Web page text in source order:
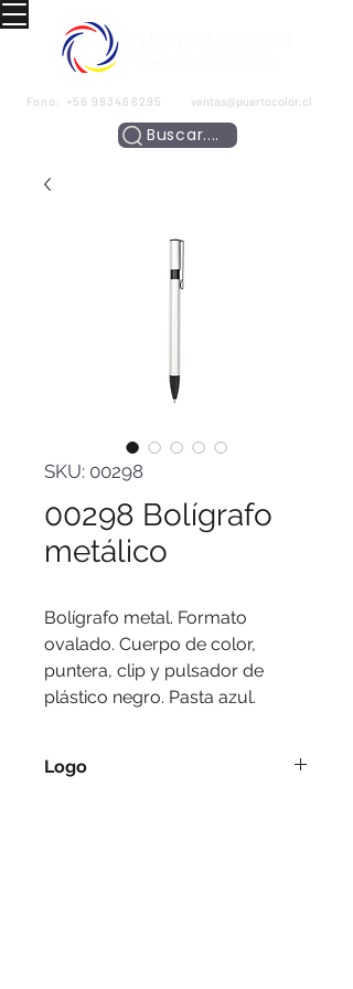
Fono: +56 993466295 ventas@puertocolor.cl
Buscar....
SKU: 00298
00298 Bolígrafo
metálico
Bolígrafo metal. Formato
ovalado. Cuerpo de color,
puntera, clip y pulsador de
plástico negro. Pasta azul.
Logo